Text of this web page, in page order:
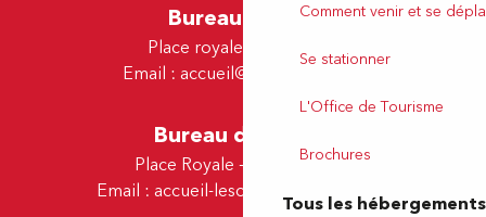
Comment venir et se
Se stationner
L'Office de Tourisme
Brochures
Tous les hébergements
Bureau de Pau
Place royale - 64000 Pau
Email : accueil@tourismepau.fr
Bureau de Lescar
Place Royale - 64230 Lescar
Email : accueil-lescar@tourismepau.fr